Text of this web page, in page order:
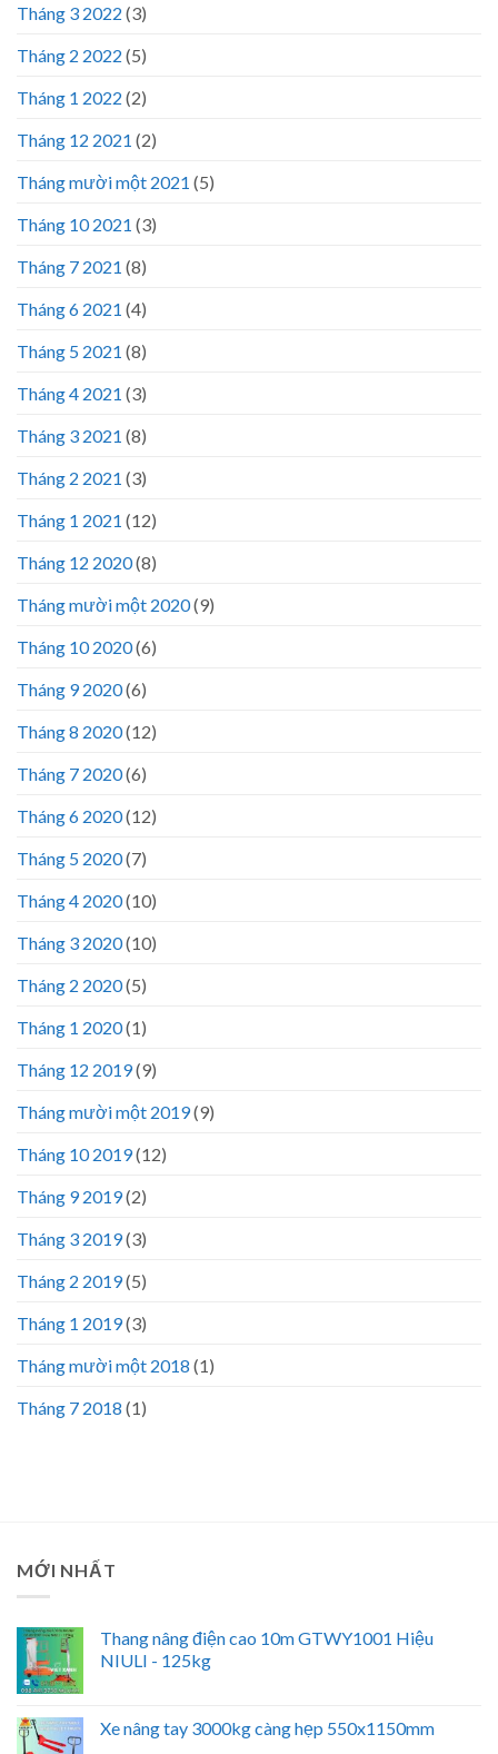
Tháng 3 2022 (3)
Tháng 2 2022 (5)
Tháng 1 2022 (2)
Tháng 12 2021 (2)
Tháng mười một 2021 (5)
Tháng 10 2021 (3)
Tháng 7 2021 (8)
Tháng 6 2021 (4)
Tháng 5 2021 (8)
Tháng 4 2021 (3)
Tháng 3 2021 (8)
Tháng 2 2021 (3)
Tháng 1 2021 (12)
Tháng 12 2020(8)
Tháng mười một 2020(9)
Tháng 10 2020(6)
Tháng 9 2020(6)
Tháng 8 2020(12)
Tháng 7 2020(6)
Tháng 6 2020(12)
Tháng 5 2020(7)
Tháng 4 2020(10)
Tháng 3 2020(10)
Tháng 2 2020(5)
Tháng 1 2020(1)
Tháng 12 2019(9)
Tháng mười một 2019(9)
Tháng 10 2019(12)
Tháng 9 2019(2)
Tháng 3 2019(3)
Tháng 2 2019(5)
Tháng 1 2019(3)
Tháng mười một 2018 (1)
Tháng 7 2018 (1)
MỚI NHẤT
Thang nâng điện cao 10m GTWY1001 Hiệu
NIULI - 125kg
Xe nâng tay 3000kg càng hẹp 550x1150mm